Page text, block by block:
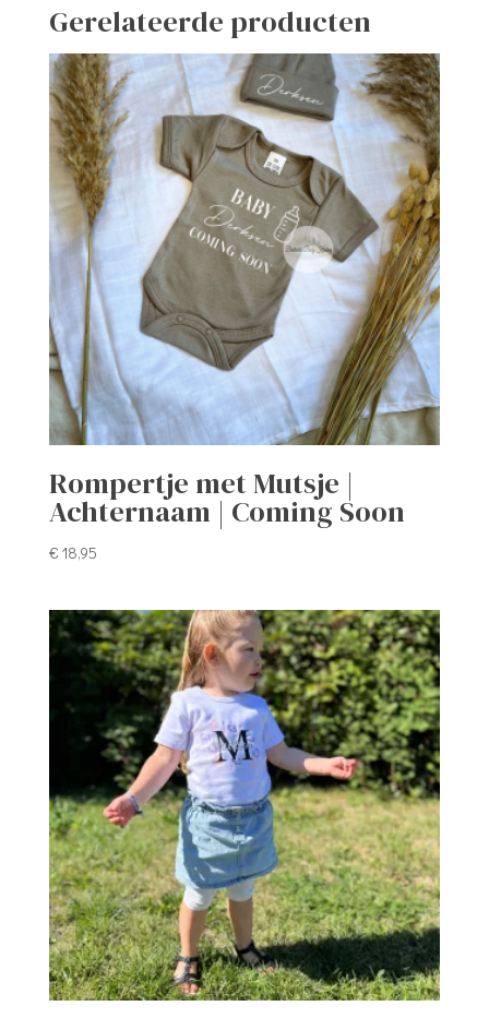
Gerelateerde producten
Rompertje met Mutsje |
Achternaam | Coming Soon
€ 18,95